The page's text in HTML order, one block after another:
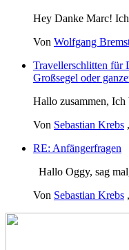
Hey Danke Marc! Ich
Von Wolfgang
Travellerschlitten für
Großsegel oder
Hallo zusammen, Ich
Von Sebastian Krebs ,
RE: Anfängerfragen
Hallo Oggy, sag
Von Sebastian Krebs ,